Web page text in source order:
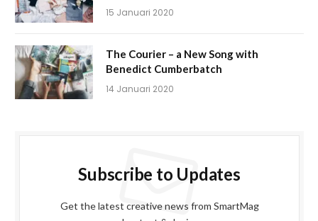
15 Januari 2020
The Courier – a New Song with
Benedict Cumberbatch
14 Januari 2020
Subscribe to Updates
Get the latest creative news from SmartMag